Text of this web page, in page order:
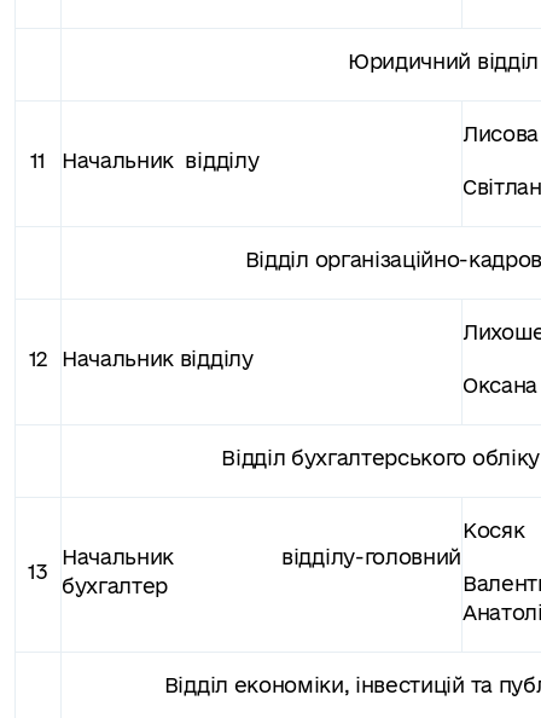
Юридичний відділ
11 Начальник відділу
Лисова
Відділ організаційно-
12 Начальник відділу
Оксана
Відділ бухгалтерського обліку
13
Начальник відділу-головний
бухгалтер
Косяк
Відділ економіки, інвестицій та